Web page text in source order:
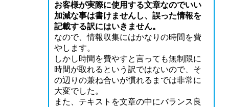
お客様が実際に使用する文章なのでいい
加減な事は書けませんし、誤った情報を
記載する訳にはいきません。
なので、情報収集にはかなりの時間を費
やします。
しかし時間を費やすと言っても無制限に
時間が取れるという訳ではないので、そ
の辺りの兼ね合いが慣れるまでは非常に
大変でした。
また、テキストを文章の中にバランス良